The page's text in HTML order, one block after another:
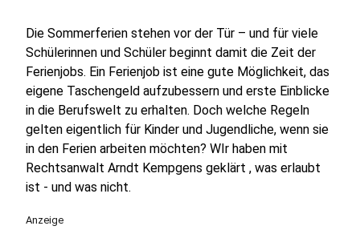
Die Sommerferien stehen vor der Tür – und für viele
Schülerinnen und Schüler beginnt damit die Zeit der
Ferienjobs. Ein Ferienjob ist eine gute Möglichkeit, das
eigene Taschengeld aufzubessern und erste Einblicke
in die Berufswelt zu erhalten. Doch welche Regeln
gelten eigentlich für Kinder und Jugendliche, wenn sie
in den Ferien arbeiten möchten? WIr haben mit
Rechtsanwalt Arndt Kempgens geklärt , was erlaubt
ist - und was nicht.
Anzeige